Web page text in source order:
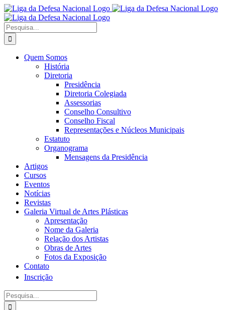
Ir
para
o
conteúdo
Facebook
X
Instagram
Procurar
por:
Quem Somos
História
Diretoria
Presidência
Diretoria Colegiada
Assessorias
Conselho Consultivo
Conselho Fiscal
Representações e Núcleos Municipais
Estatuto
Organograma
Mensagens da Presidência
Artigos
Cursos
Eventos
Notícias
Revistas
Galeria Virtual de Artes Plásticas
Apresentação
Nome da Galeria
Relação dos Artistas
Obras de Artes
Fotos da Exposição
Contato
Inscrição
Procurar
por: